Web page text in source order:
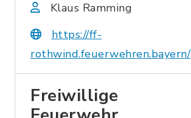
Klaus Ramming
https://ff-
rothwind.feuerwehren.bayern/
Freiwillige